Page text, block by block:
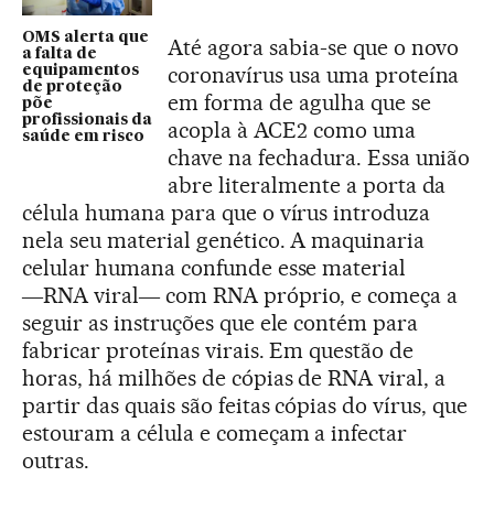
OMS alerta que
a falta de
equipamentos
de proteção
põe
profissionais da
saúde em risco
Até agora sabia-se que o novo
coronavírus usa uma proteína
em forma de agulha que se
acopla à ACE2 como uma
chave na fechadura. Essa união
abre literalmente a porta da
célula humana para que o vírus introduza
nela seu material genético. A maquinaria
celular humana confunde esse material
―RNA viral― com RNA próprio, e começa a
seguir as instruções que ele contém para
fabricar proteínas virais. Em questão de
horas, há milhões de cópias de RNA viral, a
partir das quais são feitas cópias do vírus, que
estouram a célula e começam a infectar
outras.